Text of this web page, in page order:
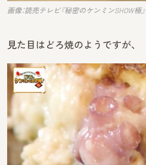
画像：読売テレビ『秘密のケンミンSHOW極』
見た目はどろ焼のようですが、